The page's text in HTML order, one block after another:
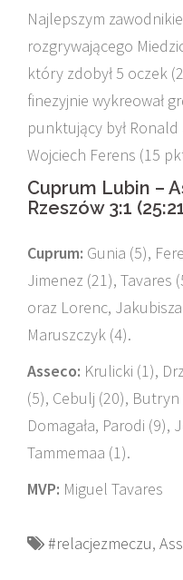
Najlepszym
rozgrywającego
który zdobył 5 oczek
finezyjnie wykreował
punktujący był
Wojciech Ferens (15
Cuprum Lubin –
Rzeszów 3:1
Cuprum: Gunia (5),
Jimenez (21), Tavares
oraz Lorenc,
Maruszczyk (4).
Asseco: Krulicki (1),
(5), Cebulj (20),
Domagała, Parodi (9),
Tammemaa (1).
MVP: Miguel Tavares
#relacjezmeczu,